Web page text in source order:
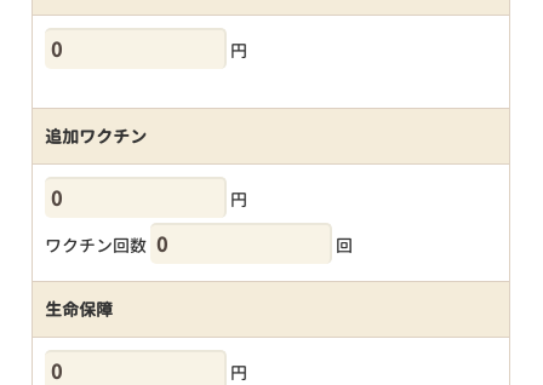
円
追加ワクチン
円
ワクチン回数
回
生命保障
円